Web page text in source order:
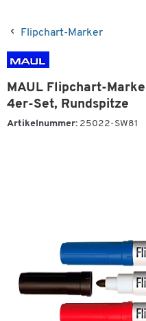
Flipchart-Marker
MAUL Flipchart-
4er-Set, Rundspitze
Artikelnummer: 25022-SW81